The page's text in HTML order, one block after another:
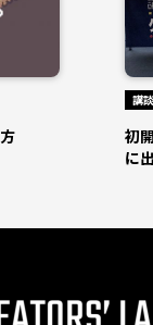
講
初
に